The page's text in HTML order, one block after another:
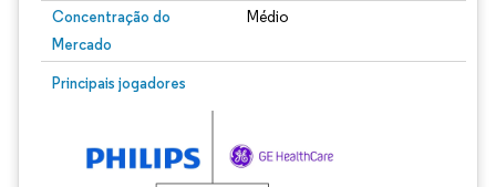
Concentração do
Mercado
Médio
Principais jogadores
Imagem © Mordor Intelligence. O reuso requer atribuição conforme CC BY 4.0.